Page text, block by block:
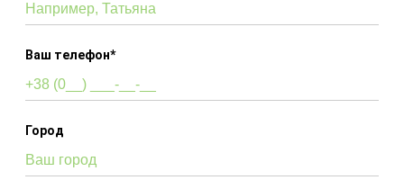
ХРИЗАНТЕМА
Объем:100 мл
Аромат:
запах с нотами полыни и лимона,
придает свежесть и узнаваемость
этому аромату
Ваш телефон*
Город